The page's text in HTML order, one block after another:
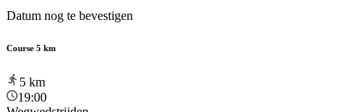
Datum nog te bevestigen
Course 5 km
5 km
19:00